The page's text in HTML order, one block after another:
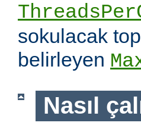
sokulacak
belirleyen
Nasıl